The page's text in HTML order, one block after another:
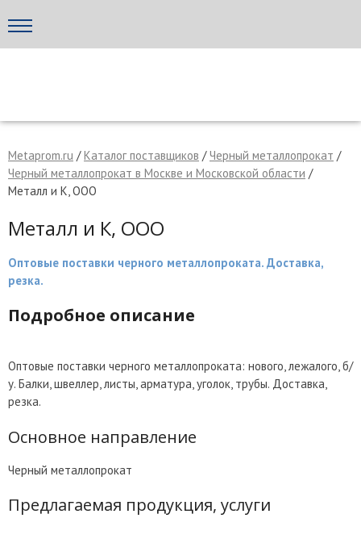
МЕТАПРОМ - российский торгово-промышленный портал
Написать поставщику
Metaprom.ru /Каталог поставщиков /Черный металлопрокат /
Черный металлопрокат в Москве и Московской области /
Металл и К, ООО
Металл и К, ООО
Оптовые поставки черного металлопроката. Доставка,
резка.
Подробное описание
Оптовые поставки черного металлопроката: нового, лежалого, б/
у. Балки, швеллер, листы, арматура, уголок, трубы. Доставка,
резка.
Основное направление
Черный металлопрокат
Предлагаемая продукция, услуги